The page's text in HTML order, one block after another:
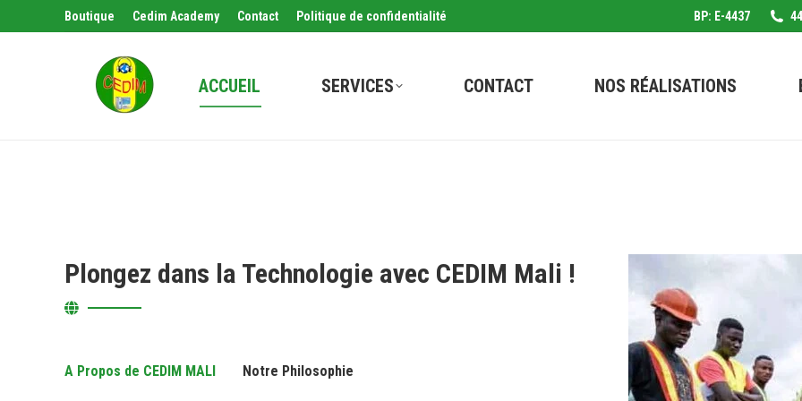
Boutique Cedim Academy Contact Politique de confidentialité BP: E-4437
ACCUEIL SERVICES CONTACT NOS RÉALISATIONS
Plongez dans la Technologie avec CEDIM Mali !
A Propos de CEDIM MALI Notre Philosophie